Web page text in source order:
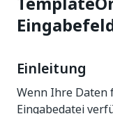
Einleitung
Wenn Ihre Daten
Eingabedatei